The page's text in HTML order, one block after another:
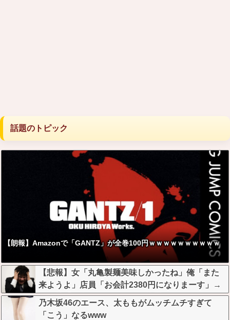
話題のトピック
【朗報】Amazonで「GANTZ」が全巻100円ｗｗｗｗｗｗｗｗｗｗ
【悲報】女「丸亀製麺美味しかったね」俺「また
来ようよ」店員「お会計2380円になりまーす」→
その後『こう』なったんだが俺悪くないよ
な？？？？？？？？
乃木坂46のエース、太ももがムッチムチすぎて
「こう」なるwww